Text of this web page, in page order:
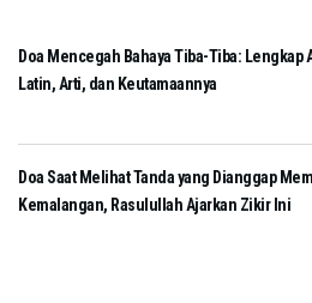
Doa Mencegah Bahaya Tiba-Tiba: Lengkap
Latin, Arti, dan Keutamaannya
Doa Saat Melihat Tanda yang Dianggap
Kemalangan, Rasulullah Ajarkan Zikir Ini